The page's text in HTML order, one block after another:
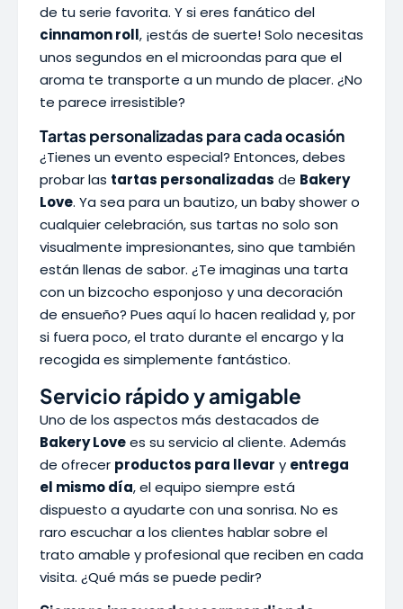
de tu serie favorita. Y si eres fanático del
cinnamon roll, ¡estás de suerte! Solo necesitas
unos segundos en el microondas para que el
aroma te transporte a un mundo de placer. ¿No
te parece irresistible?
Tartas personalizadas para cada ocasión
¿Tienes un evento especial? Entonces, debes
probar las tartas personalizadas de Bakery
Love. Ya sea para un bautizo, un baby shower o
cualquier celebración, sus tartas no solo son
visualmente impresionantes, sino que también
están llenas de sabor. ¿Te imaginas una tarta
con un bizcocho esponjoso y una decoración
de ensueño? Pues aquí lo hacen realidad y, por
si fuera poco, el trato durante el encargo y la
recogida es simplemente fantástico.
Servicio rápido y amigable
Uno de los aspectos más destacados de
Bakery Lovees su servicio al cliente. Además
de ofrecer productos para llevar y entrega
el mismo día, el equipo siempre está
dispuesto a ayudarte con una sonrisa. No es
raro escuchar a los clientes hablar sobre el
trato amable y profesional que reciben en cada
visita. ¿Qué más se puede pedir?